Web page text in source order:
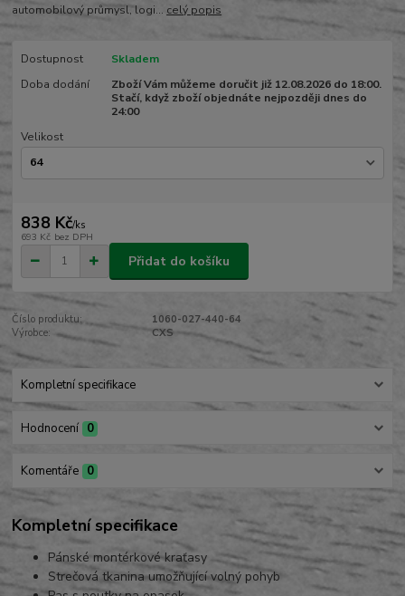
automobilový průmysl, logi... celý popis
Dostupnost
Skladem
Doba dodání
Zboží Vám můžeme doručit již 12.08.2026 do 18:00.
Stačí, když zboží objednáte nejpozději dnes do
24:00
Velikost
838 Kč/ks
693 Kč bez DPH
Přidat do košíku
Číslo produktu:
1060-027-440-64
Výrobce:
CXS
Kompletní specifikace
Hodnocení 0
Komentáře 0
Kompletní specifikace
Pánské montérkové kraťasy
Strečová tkanina umožňující volný pohyb